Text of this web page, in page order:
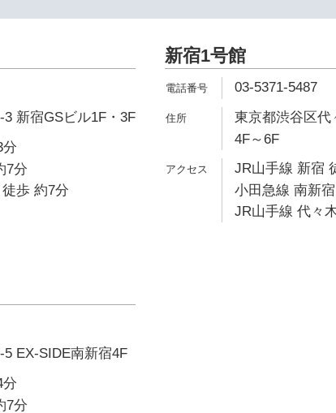
新宿GSビル1F・3F
7分
歩 約7分
新宿1号館
03-5371-5487
東京都渋谷区代
4F～6F
JR山手線 新宿
小田急線 南新
JR山手線 代々
EX-SIDE南新宿4F
7分